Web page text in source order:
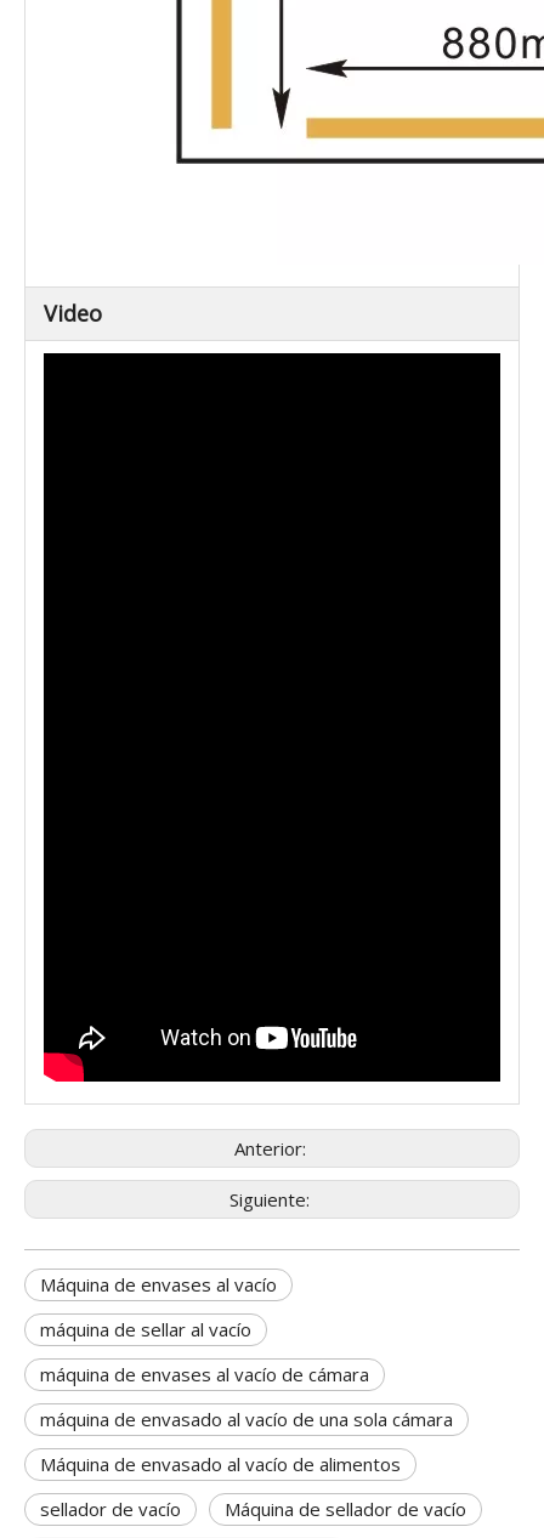
Video
Anterior:
Siguiente:
Máquina de envases al vacío
máquina de sellar al vacío
máquina de envases al vacío de cámara
máquina de envasado al vacío de una sola cámara
Máquina de envasado al vacío de alimentos
sellador de vacío
Máquina de sellador de vacío